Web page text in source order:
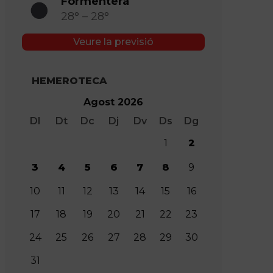
28° – 28°
Veure la previsió
HEMEROTECA
Agost 2026
Dl
Dt Dc Dj Dv Ds
Dg
1
2
3 4 5 6 7 8 9
10 11 12 13 14 15
16
17
18 19 20 21 22
23
24
25 26 27 28 29
30
31